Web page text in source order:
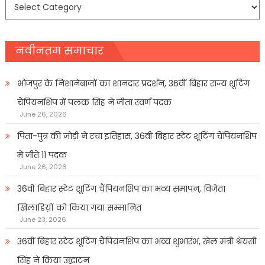
नवीनतम समाचार
भोजपुर के निशानेबाजों का शानदार प्रदर्शन, 36वीं बिहार राज्य शूटिंग
चैंपियनशिप में पलक सिंह ने जीता स्वर्ण पदक
June 26, 2026
पिता-पुत्र की जोड़ी ने रचा इतिहास, 36वीं बिहार स्टेट शूटिंग चैंपियनशिप
में जीते 11 पदक
June 26, 2026
36वीं बिहार स्टेट शूटिंग चैंपियनशिप का भव्य समापन, विजेता
खिलाडिय़ों को किया गया सम्मानित
June 23, 2026
36वीं बिहार स्टेट शूटिंग चैंपियनशिप का भव्य शुभारंभ, खेल मंत्री श्रेयसी
सिंह ने किया उद्घाटन